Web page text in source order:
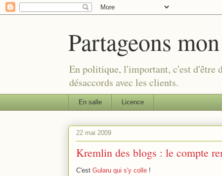
Partageons
En politique, l'important, c'est d'être
désaccords avec les clients.
En salle Licence
22 mai 2009
Kremlin des blogs : le compte
C'est Gularu qui s'y colle !